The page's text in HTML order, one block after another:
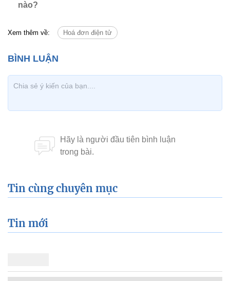
nào?
Xem thêm về: Hoá đơn điện tử
Tin cùng chuyên mục
Tin mới